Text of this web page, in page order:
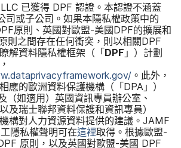
LLC 已​獲得 DPF 認證。​本​認證​不​涵蓋
司​或子​公司。​如果​本​隱​私權​政策​中​的​
原則、​英國​對​歐盟-美國DPF的​擴展​和​
則​之間存在​任何​衝突，​則​以​相關DPF
解​資料​隱私權​框​架（​「DPF 」​）​計劃​
.dataprivacyframework.gov/ 。​此外，​
應​的​歐洲​資料​保護​機構​（​「DPA 」​）
（如​適用​）英國​資訊​專員​辦公室、​
及​瑞士​聯邦​資料​保護​和​資訊​專員​）​
構​對​人力​資源​資料​提供​的​建議。 JAMF
隱私權​聲明可​在這​裡取得。​根據​歐盟-
原則，​以及​英國​對​歐盟-美國 DPF